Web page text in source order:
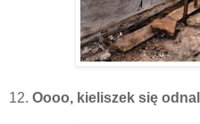
12. Oooo, kieliszek się